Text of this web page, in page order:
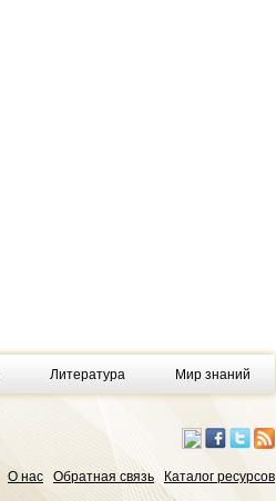
Литература Мир знаний
О нас Обратная связь Каталог ресурсов